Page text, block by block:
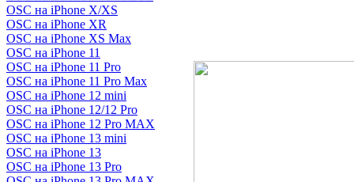
OSC на iPhone X/XS
OSC на iPhone XR
OSC на iPhone XS Max
OSC на iPhone 11
OSC на iPhone 11 Pro
OSC на iPhone 11 Pro Max
OSC на iPhone 12 mini
OSC на iPhone 12/12 Pro
OSC на iPhone 12 Pro MAX
OSC на iPhone 13 mini
OSC на iPhone 13
OSC на iPhone 13 Pro